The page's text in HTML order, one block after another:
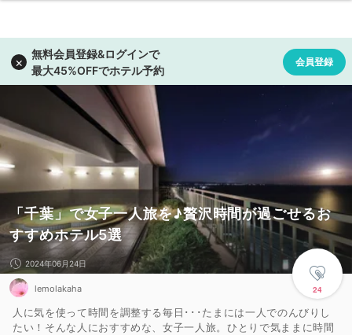
「千葉」で女子一人旅を♪贅沢時間が過ごせるお
すすめホテル5選
24
2024年06月24日
lemolakaha
人に気を使って時間を調整する毎日･･･たまには一人でのんびりし
たい！そんな人におすすめな、女子一人旅。ひとりで気ままに時間